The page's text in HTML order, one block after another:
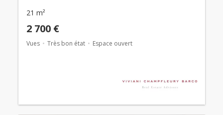
21 m²
2 700 €
Vues Très bon état Espace ouvert